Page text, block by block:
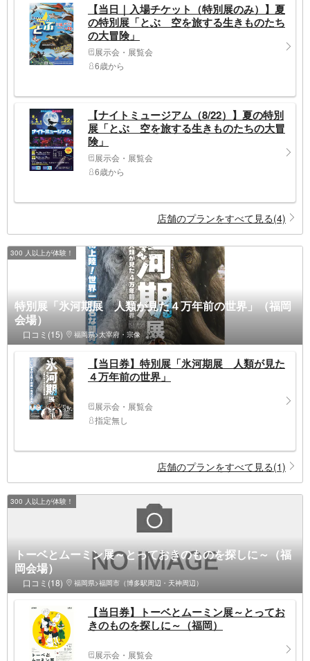
【当日｜入場チケット（特別展のみ）】夏
の特別展「とぶ 空を旅する生きものたち
の大冒険」
展示会・展覧会
6歳から
【ナイトミュージアム（8/22）】夏の特別
展「とぶ 空を旅する生きものたちの大冒
険」
展示会・展覧会
6歳から
店舗のプランをすべて見る(4)
300 人以上が体験！
特別展「氷河期展 人類が見た４万年前の世界」（福岡
会場）
口コミ(15) 福岡県>太宰府・宗像
【当日券】特別展「氷河期展 人類が見た
４万年前の世界」
展示会・展覧会
指定無し
店舗のプランをすべて見る(1)
300 人以上が体験！
トーベとムーミン展～とっておきのものを探しに～（福
岡会場）
口コミ(18) 福岡県>福岡市（博多駅周辺・天神周辺）
【当日券】トーベとムーミン展～とってお
きのものを探しに～（福岡）
展示会・展覧会